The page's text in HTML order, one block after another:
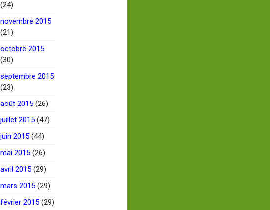
(24)
novembre 2015
(21)
octobre 2015
(30)
septembre 2015
(23)
août 2015 (26)
juillet 2015 (47)
juin 2015 (44)
mai 2015 (26)
avril 2015 (29)
mars 2015 (29)
février 2015 (29)